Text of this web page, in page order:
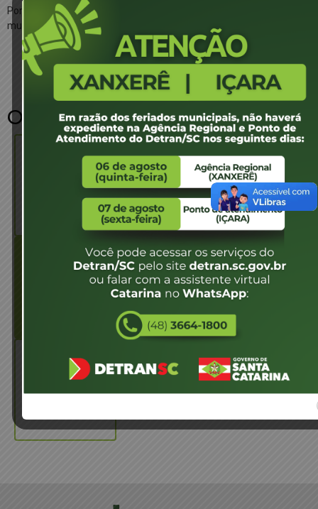
Porque lugar de mulher é onde ela quiser — inclusive conduzindo
mudanças no trânsito e na vida!
Outras páginas
PÁGINA INICIAL DIRETORIA DE
EDUCAÇÃO
CURSOS E REDUTRANSC
PNATRANS